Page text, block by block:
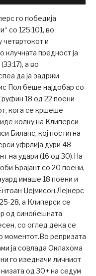
го победија
со 125:101, во
четвртокот и
клучната предност ја
а во
да ја задржи
Пол беше најдобар со
18 од 22 поени
кога се кршеше
колку на Клиперси
Билапс, кој постигна
уфрлија дури 48
на удари (16 од 30).На
Брајант со 20 поени,
имаше 18 поени и
Џејмисон.Лејкерс
28, а Клиперси се
од синоќешната
со оглед дека се
моментот.Во репризата
ја совлада Оклахома
го изедначи личниот
од 30+ на седум